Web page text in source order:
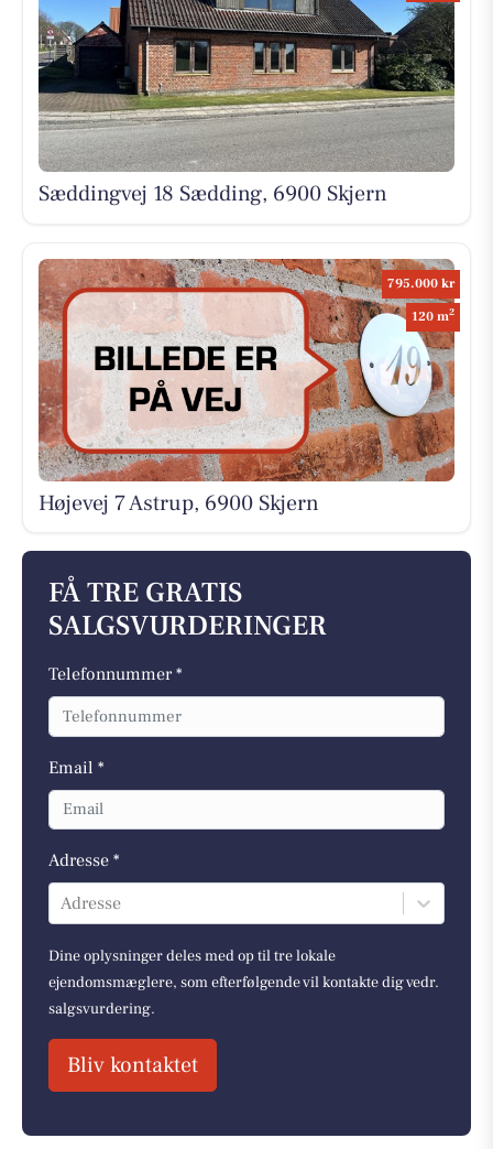
Sæddingvej 18 Sædding, 6900 Skjern
795.000 kr
120 m2
Højevej 7 Astrup, 6900 Skjern
FÅ TRE GRATIS
SALGSVURDERINGER
Telefonnummer *
Email *
Adresse *
Adresse
Dine oplysninger deles med op til tre lokale
ejendomsmæglere, som efterfølgende vil kontakte dig vedr.
salgsvurdering.
Bliv kontaktet